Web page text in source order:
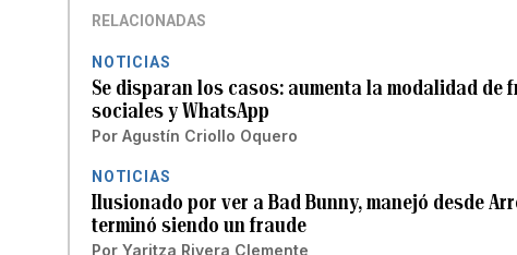
RELACIONADAS
NOTICIAS
Se disparan los casos: aumenta la modalidad de
sociales y WhatsApp
Por Agustín Criollo Oquero
NOTICIAS
Ilusionado por ver a Bad Bunny, manejó desde
terminó siendo un fraude
Por Yaritza Rivera Clemente